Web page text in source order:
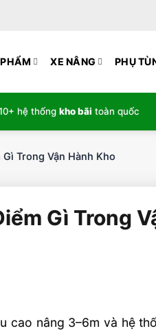
XE NÂNG PHỤ
hệ thống kho bãi toàn quốc
Trong Vận Hành Kho
Gì Trong
cao nâng 3–6m và hệ